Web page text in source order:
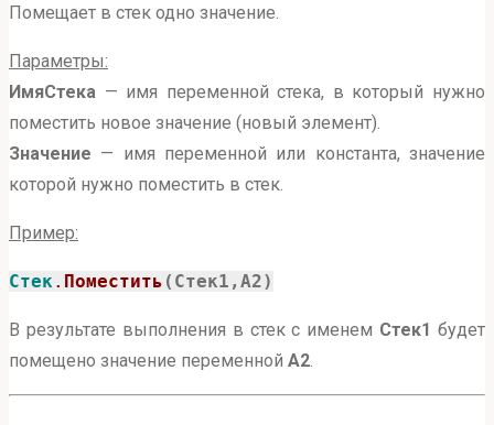
Помещает в стек одно значение.
Параметры:
ИмяСтека — имя переменной стека, в который нужно
поместить новое значение (новый элемент).
Значение — имя переменной или константа, значение
которой нужно поместить в стек.
Пример:
Стек. Поместить (Стек1,А2)
В результате выполнения в стек с именем Стек1 будет
помещено значение переменной А2.